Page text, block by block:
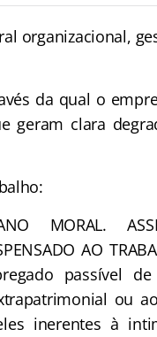
organizacional,
da qual o
geram clara
MORAL.
AO
passível de
ou
inerentes à